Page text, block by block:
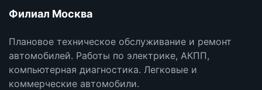
Филиал Москва
Плановое техническое обслуживание и ремонт
автомобилей. Работы по электрике, АКПП,
компьютерная диагностика. Легковые и
коммерческие автомобили.